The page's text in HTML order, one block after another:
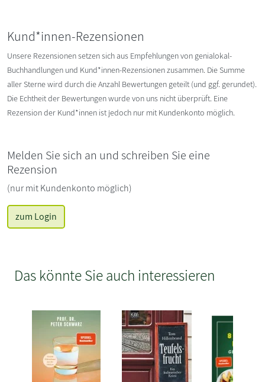
Kund*innen-Rezensionen
Unsere Rezensionen setzen sich aus Empfehlungen von genialokal-
Buchhandlungen und Kund*innen-Rezensionen zusammen. Die Summe
aller Sterne wird durch die Anzahl Bewertungen geteilt (und ggf. gerundet).
Die Echtheit der Bewertungen wurde von uns nicht überprüft. Eine
Rezension der Kund*innen ist jedoch nur mit Kundenkonto möglich.
Melden Sie sich an und schreiben Sie eine
Rezension
(nur mit Kundenkonto möglich)
zum Login
Das könnte Sie auch interessieren